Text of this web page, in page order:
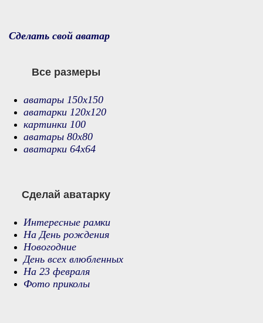
Сделать свой аватар
Все размеры
аватары 150х150
аватарки 120х120
картинки 100
аватары 80х80
аватарки 64х64
Сделай аватарку
Интересные рамки
На День рождения
Новогодние
День всех влюбленных
На 23 февраля
Фото приколы